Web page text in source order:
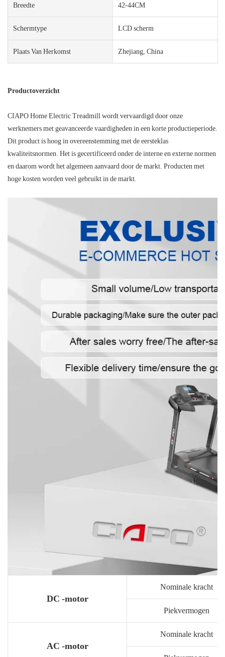
Breedte 42-44CM
Schermtype LCD scherm
Plaats Van Herkomst Zhejiang, China
Productoverzicht
CIAPO Home Electric Treadmill wordt vervaardigd door onze
werknemers met geavanceerde vaardigheden in een korte productieperiode.
Dit product is hoog in overeenstemming met de eersteklas
kwaliteitsnormen. Het is gecertificeerd onder de interne en externe normen
en daarom wordt het algemeen aanvaard door de markt. Producten met
hoge kosten worden veel gebruikt in de markt.
DC -motor
Nominale kracht
Piekvermogen
AC -motor
Nominale kracht